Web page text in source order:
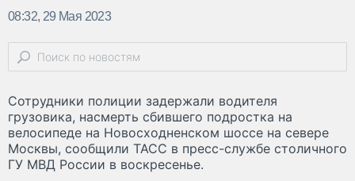
08:32, 29 Мая 2023
Сотрудники полиции задержали водителя
грузовика, насмерть сбившего подростка на
велосипеде на Новосходненском шоссе на севере
Москвы, сообщили ТАСС в пресс-службе столичного
ГУ МВД России в воскресенье.